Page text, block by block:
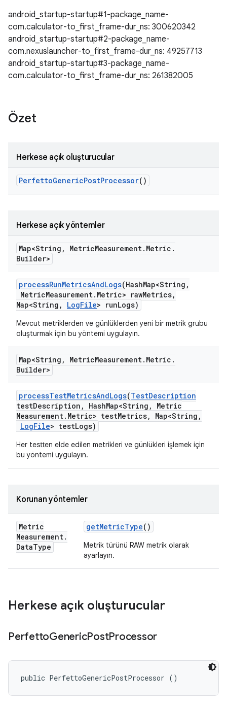
android_startup-startup#1-package_name-
com.calculator-to_first_frame-dur_ns: 300620342
android_startup-startup#2-package_name-
com.nexuslauncher-to_first_frame-dur_ns: 49257713
android_startup-startup#3-package_name-
com.calculator-to_first_frame-dur_ns: 261382005
Özet
Herkese açık oluşturucular
PerfettoGenericPostProcessor()
Herkese açık yöntemler
Map<String , MetricMeasurement. Metric .
Builder>
processRunMetricsAndLogs(HashMap<String ,
MetricMeasurement. Metric> rawMetrics,
Map<String , LogFile> runLogs)
Mevcut metriklerden ve günlüklerden yeni bir metrik grubu
oluşturmak için bu yöntemi uygulayın.
Map<String , MetricMeasurement. Metric .
Builder>
processTestMetricsAndLogs(TestDescription
testDescription , HashMap<String ,
Metric
Measurement. Metric> testMetrics, Map<String ,
LogFile> testLogs)
Her testten elde edilen metrikleri ve günlükleri işlemek için
bu yöntemi uygulayın.
Korunan yöntemler
Metric
Measurement.
DataType
getMetricType()
Metrik türünü RAW metrik olarak
ayarlayın.
Herkese açık oluşturucular
PerfettoGenericPostProcessor
public PerfettoGenericPostProcessor ()